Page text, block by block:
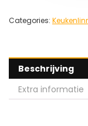
Categories:
Beschrijving
Extra informatie